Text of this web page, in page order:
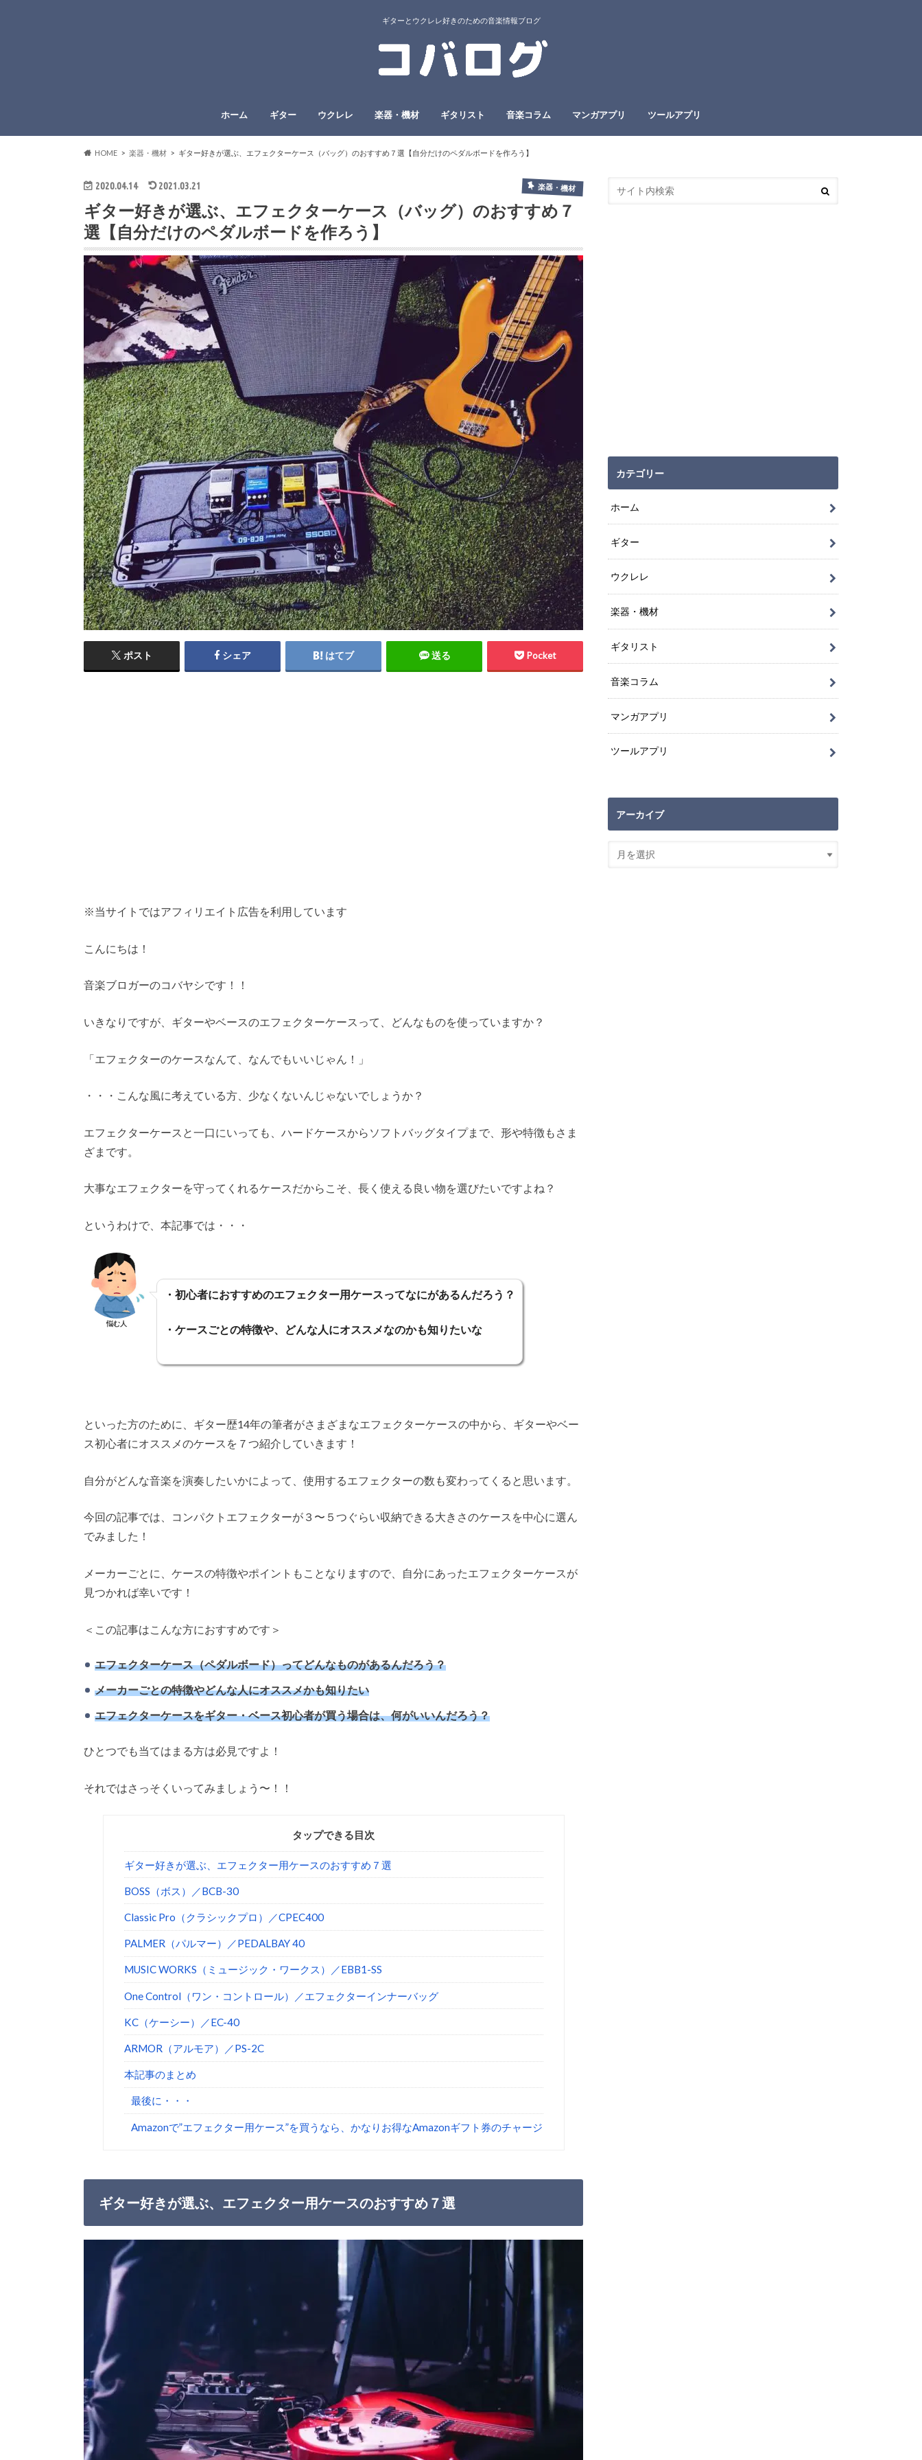
ギターとウクレレ好きのための音楽情報ブログ
ホーム ギター ウクレレ 楽器・機材 ギタリスト 音楽コラム マンガアプリ ツールアプリ
HOME 楽器・機材 ギター好きが選ぶ、エフェクターケース（バッグ）のおすすめ７選【自分だけのペダルボードを作ろう】
2020.04.14 2021.03.21 楽器・機材
ギター好きが選ぶ、エフェクターケース（バッグ）のおすすめ７
選【自分だけのペダルボードを作ろう】
ポスト シェア はてブ 送る Pocket
※当サイトではアフィリエイト広告を利用しています
こんにちは！
音楽ブロガーのコバヤシです！！
いきなりですが、ギターやベースのエフェクターケースって、どんなものを使っていますか？
「エフェクターのケースなんて、なんでもいいじゃん！」
・・・こんな風に考えている方、少なくないんじゃないでしょうか？
エフェクターケースと一口にいっても、ハードケースからソフトバッグタイプまで、形や特徴もさま
ざまです。
大事なエフェクターを守ってくれるケースだからこそ、長く使える良い物を選びたいですよね？
というわけで、本記事では・・・
悩む人
・初心者におすすめのエフェクター用ケースってなにがあるんだろう？
・ケースごとの特徴や、どんな人にオススメなのかも知りたいな
といった方のために、ギター歴14年の筆者がさまざまなエフェクターケースの中から、ギターやベー
ス初心者にオススメのケースを７つ紹介していきます！
自分がどんな音楽を演奏したいかによって、使用するエフェクターの数も変わってくると思います。
今回の記事では、コンパクトエフェクターが３〜５つぐらい収納できる大きさのケースを中心に選ん
でみました！
メーカーごとに、ケースの特徴やポイントもことなりますので、自分にあったエフェクターケースが
見つかれば幸いです！
＜この記事はこんな方におすすめです＞
エフェクターケース（ペダルボード）ってどんなものがあるんだろう？
メーカーごとの特徴やどんな人にオススメかも知りたい
エフェクターケースをギター・ベース初心者が買う場合は、何がいいんだろう？
ひとつでも当てはまる方は必見ですよ！
それではさっそくいってみましょう〜！！
タップできる目次
ギター好きが選ぶ、エフェクター用ケースのおすすめ７選
BOSS（ボス）／BCB-30
Classic Pro（クラシックプロ）／CPEC400
PALMER（パルマー）／PEDALBAY 40
MUSIC WORKS（ミュージック・ワークス）／EBB1-SS
One Control（ワン・コントロール）／エフェクターインナーバッグ
KC（ケーシー）／EC-40
ARMOR（アルモア）／PS-2C
本記事のまとめ
最後に・・・
Amazonで”エフェクター用ケース”を買うなら、かなりお得なAmazonギフト券のチャージ
ギター好きが選ぶ、エフェクター用ケースのおすすめ７選
カテゴリー
ホーム
ギター
ウクレレ
楽器・機材
ギタリスト
音楽コラム
マンガアプリ
ツールアプリ
アーカイブ